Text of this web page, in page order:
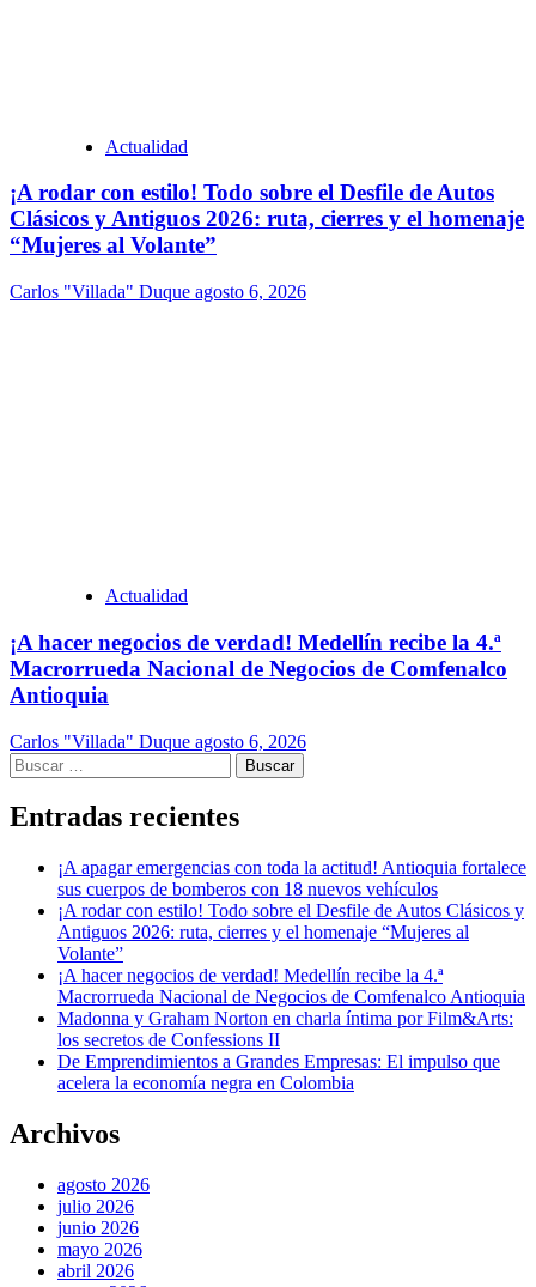
Actualidad
¡A rodar con estilo! Todo sobre el Desfile de Autos
Clásicos y Antiguos 2026: ruta, cierres y el homenaje
“Mujeres al Volante”
Carlos "Villada" Duque agosto 6, 2026
Actualidad
¡A hacer negocios de verdad! Medellín recibe la 4.ª
Macrorrueda Nacional de Negocios de Comfenalco
Antioquia
Carlos "Villada" Duque agosto 6, 2026
Buscar:
Entradas recientes
¡A apagar emergencias con toda la actitud! Antioquia fortalece
sus cuerpos de bomberos con 18 nuevos vehículos
¡A rodar con estilo! Todo sobre el Desfile de Autos Clásicos y
Antiguos 2026: ruta, cierres y el homenaje “Mujeres al
Volante”
¡A hacer negocios de verdad! Medellín recibe la 4.ª
Macrorrueda Nacional de Negocios de Comfenalco Antioquia
Madonna y Graham Norton en charla íntima por Film&Arts:
los secretos de Confessions II
De Emprendimientos a Grandes Empresas: El impulso que
acelera la economía negra en Colombia
Archivos
agosto 2026
julio 2026
junio 2026
mayo 2026
abril 2026